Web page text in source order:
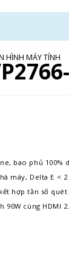
HÌNH MÁY TÍNH
bao phủ 100%
máy, Delta E < 2
hợp tần số
90W cùng HDMI